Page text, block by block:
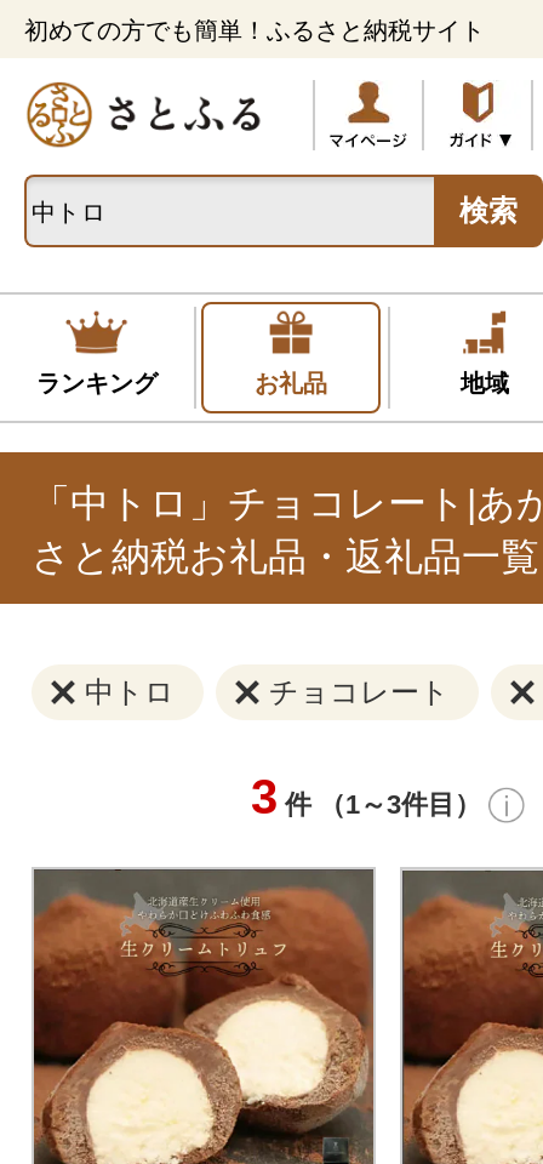
初めての方でも簡単！ふるさと納税サイト
検索
ランキング お礼品 地域
「中トロ」チョコレート|あ
さと納税お礼品・返礼品一覧
中トロ チョコレート
3 件 （1～3件目）